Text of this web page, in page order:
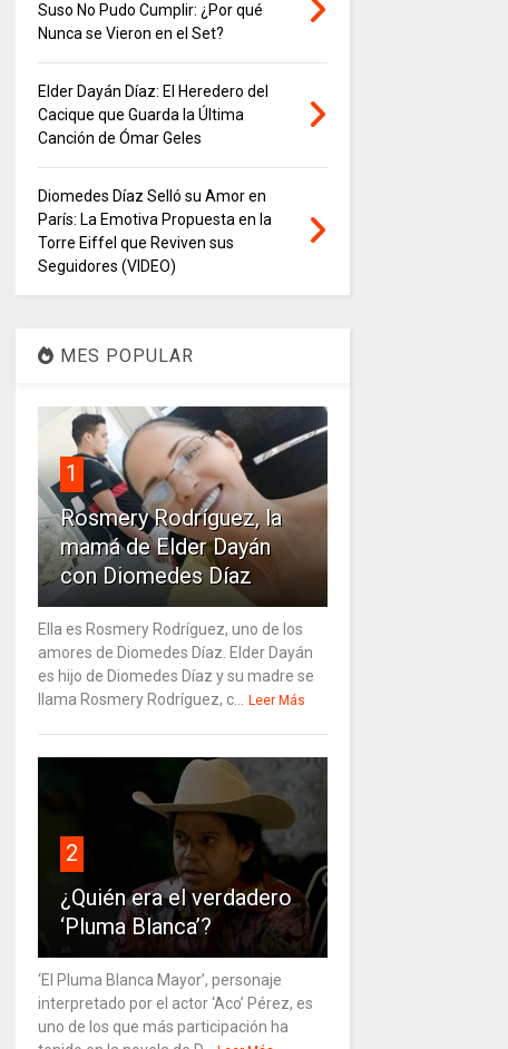
Suso No Pudo Cumplir: ¿Por qué
Nunca se Vieron en el Set?
Elder Dayán Díaz: El Heredero del
Cacique que Guarda la Última
Canción de Ómar Geles
Diomedes Díaz Selló su Amor en
París: La Emotiva Propuesta en la
Torre Eiffel que Reviven sus
Seguidores (VIDEO)
MES POPULAR
1
Rosmery Rodríguez, la
mamá de Elder Dayán
con Diomedes Díaz
Ella es Rosmery Rodríguez, uno de los
amores de Diomedes Díaz. Elder Dayán
es hijo de Diomedes Díaz y su madre se
llama Rosmery Rodríguez, c... Leer Más
2
¿Quién era el verdadero
‘Pluma Blanca’?
‘El Pluma Blanca Mayor’, personaje
interpretado por el actor ‘Aco’ Pérez, es
uno de los que más participación ha